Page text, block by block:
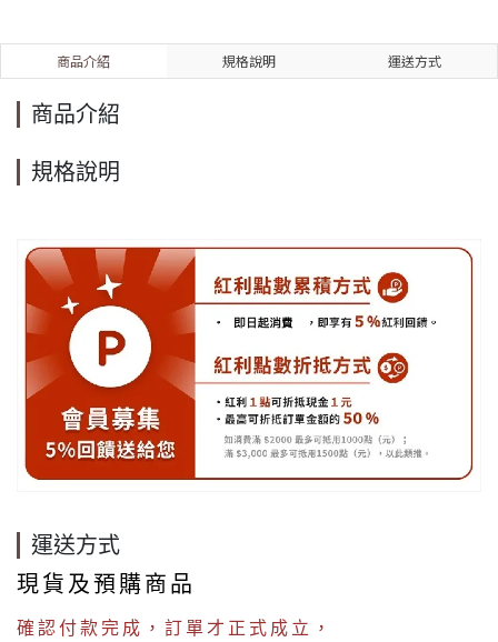
商品介紹 規格說明 運送方式
商品介紹
規格說明
運送方式
現貨及預購商品
確認付款完成，訂單才正式成立，